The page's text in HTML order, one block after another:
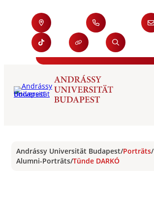
Andrássy Universität Budapest/Porträts/
Alumni-Porträts/Tünde DARKÓ